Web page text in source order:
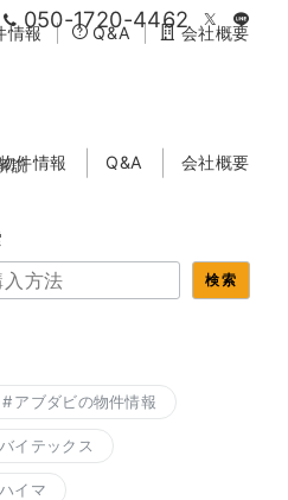
050-1720-4462
件情報 Q&A 会社概要
情報 Q&A 会社概要
説
検索
アブダビの物件情報
バイテックス
イマ